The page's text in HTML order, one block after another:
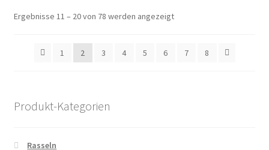
Ergebnisse 11 – 20 von 78 werden angezeigt
1 2 3 4 5 6 7 8
Produkt-Kategorien
Rasseln